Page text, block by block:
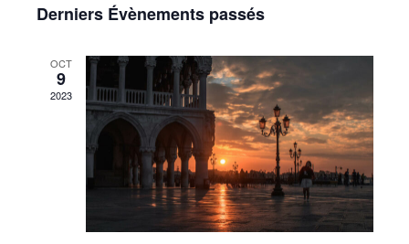
vues
Derniers Évènements passés
OCT
9
2023